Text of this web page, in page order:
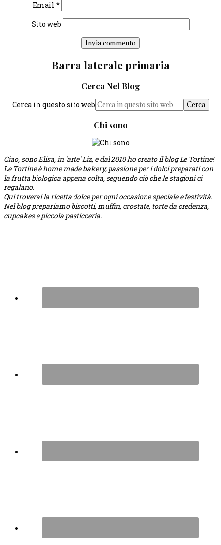
Email *
Sito web
Barra laterale primaria
Cerca Nel Blog
Cerca in questo sito web
Chi sono
Ciao, sono Elisa, in 'arte' Liz, e dal 2010 ho creato il blog Le Tortine!
Le Tortine è home made bakery, passione per i dolci preparati con
la frutta biologica appena colta, seguendo ciò che le stagioni ci
regalano.
Qui troverai la ricetta dolce per ogni occasione speciale e festività.
Nel blog prepariamo biscotti, muffin, crostate, torte da credenza,
cupcakes e piccola pasticceria.